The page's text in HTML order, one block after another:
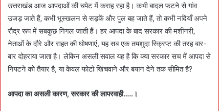
उत्तराखंड आज आपदाओं की चपेट में कराह रहा है। कभी बादल फटने से गांव
उजड़ जाते हैं, कभी भूस्खलन से सड़कें और पुल बह जाते हैं, तो कभी नदियाँ अपने
रौद्र रूप में सबकुछ निगल जाती हैं। हर आपदा के बाद सरकार की मशीनरी,
नेताओं के दौरे और राहत की घोषणाएं, यह सब एक तयशुदा स्क्रिप्ट की तरह बार-
बार दोहराया जाता है। लेकिन असली सवाल यह है कि क्या सरकार सच में आपदा से
निपटने को तैयार है, या केवल फोटो खिंचवाने और बयान देने तक सीमित है?
आपदा का असली कारण, सरकार की लापरवाही…..।